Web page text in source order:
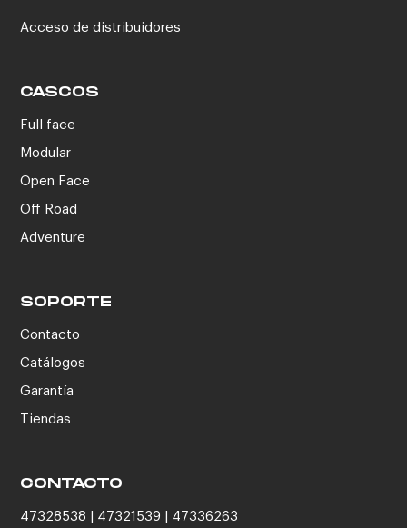
Acceso de distribuidores
CASCOS
Full face
Modular
Open Face
Off Road
Adventure
SOPORTE
Contacto
Catálogos
Garantía
Tiendas
CONTACTO
47328538 | 47321539 | 47336263